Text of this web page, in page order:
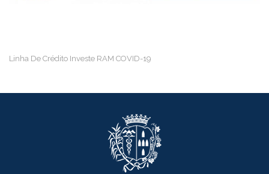
Linha De Crédito Investe RAM COVID-19